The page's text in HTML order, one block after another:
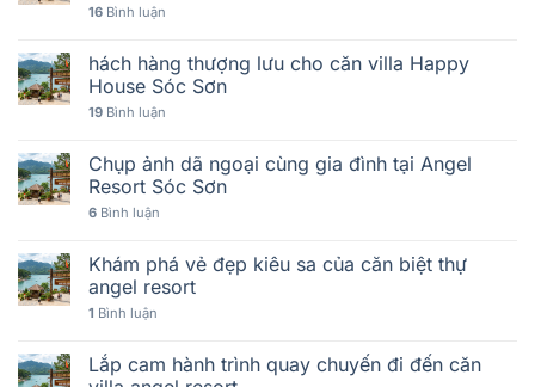
16 Bình luận
hách hàng thượng lưu cho căn villa Happy
House Sóc Sơn
19 Bình luận
Chụp ảnh dã ngoại cùng gia đình tại Angel
Resort Sóc Sơn
6 Bình luận
Khám phá vẻ đẹp kiêu sa của căn biệt thự
angel resort
1 Bình luận
Lắp cam hành trình quay chuyến đi đến căn